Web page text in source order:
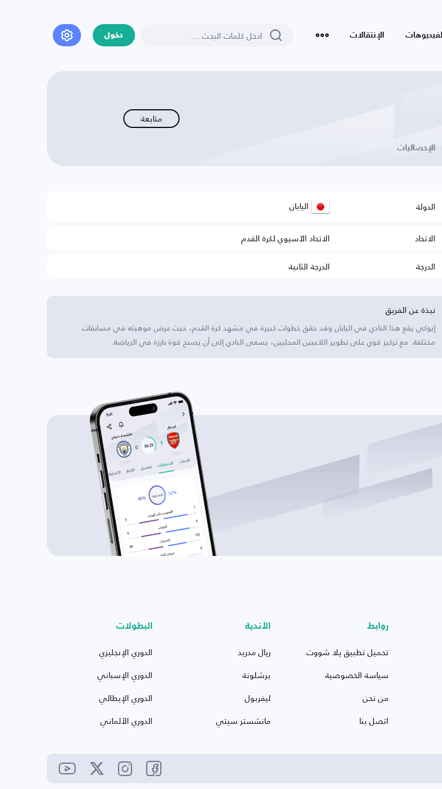
الفيديوهات الإنتقالات دخول
متابعة
الإحصائيات
الدولة اليابان
الاتحاد
الاتحاد الآسيوي لكرة القدم
الدرجة
الدرجة الثانية
نبذة عن الفريق
إيوكي يقع هذا النادي في اليابان وقد حقق خطوات كبيرة في مشهد كرة القدم، حيث عرض موهبته في مسابقات
مختلفة. مع تركيز قوي على تطوير اللاعبين المحليين، يسعى النادي إلى أن يصبح قوة بارزة في الرياضة.
روابط
تحميل تطبيق يلا شووت
سياسة الخصوصية
من نحن
اتصل بنا
الأندية
ريال مدريد
برشلونة
ليفربول
مانشستر سيتي
البطولات
الدوري الإنجليزي
الدوري الإسباني
الدوري الإيطالي
الدوري الألماني